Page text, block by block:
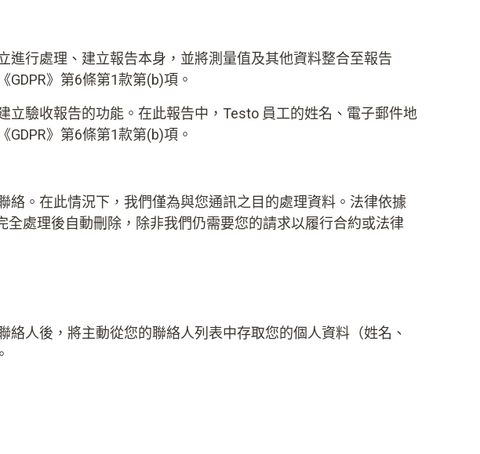
行處理、建立報告本身，並將測量值及其他資料整合至報告
》第6條第1款第(b)項。
立驗收報告的功能。在此報告中，Testo 員工的姓名、電子郵件地
》第6條第1款第(b)項。
。在此情況下，我們僅為與您通訊之目的處理資料。法律依據
處理後自動刪除，除非我們仍需要您的請求以履行合約或法律
人後，將主動從您的聯絡人列表中存取您的個人資料（姓名、